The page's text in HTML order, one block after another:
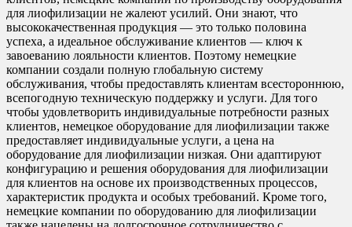
для лиофилизации не жалеют усилий. Они знают, что
высококачественная продукция — это только половина
успеха, а идеальное обслуживание клиентов — ключ к
завоеванию лояльности клиентов. Поэтому немецкие
компании создали полную глобальную систему
обслуживания, чтобы предоставлять клиентам всестороннюю,
всепогодную техническую поддержку и услуги. Для того
чтобы удовлетворить индивидуальные потребности разных
клиентов, немецкое оборудование для лиофилизации также
предоставляет индивидуальные услуги, а цена на
оборудование для лиофилизации низкая. Они адаптируют
конфигурацию и решения оборудования для лиофилизации
для клиентов на основе их производственных процессов,
характеристик продукта и особых требований. Кроме того,
немецкие компании по оборудованию для лиофилизации